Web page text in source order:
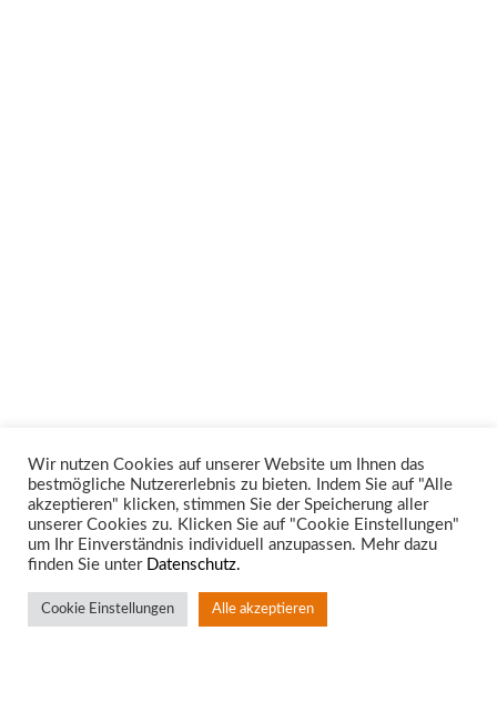
Unsere Rechtsgebiete
Wir nutzen Cookies auf unserer Website um Ihnen das
bestmögliche Nutzererlebnis zu bieten. Indem Sie auf "Alle
akzeptieren" klicken, stimmen Sie der Speicherung aller
unserer Cookies zu. Klicken Sie auf "Cookie Einstellungen"
um Ihr Einverständnis individuell anzupassen. Mehr dazu
finden Sie unter Datenschutz.
Cookie Einstellungen Alle akzeptieren